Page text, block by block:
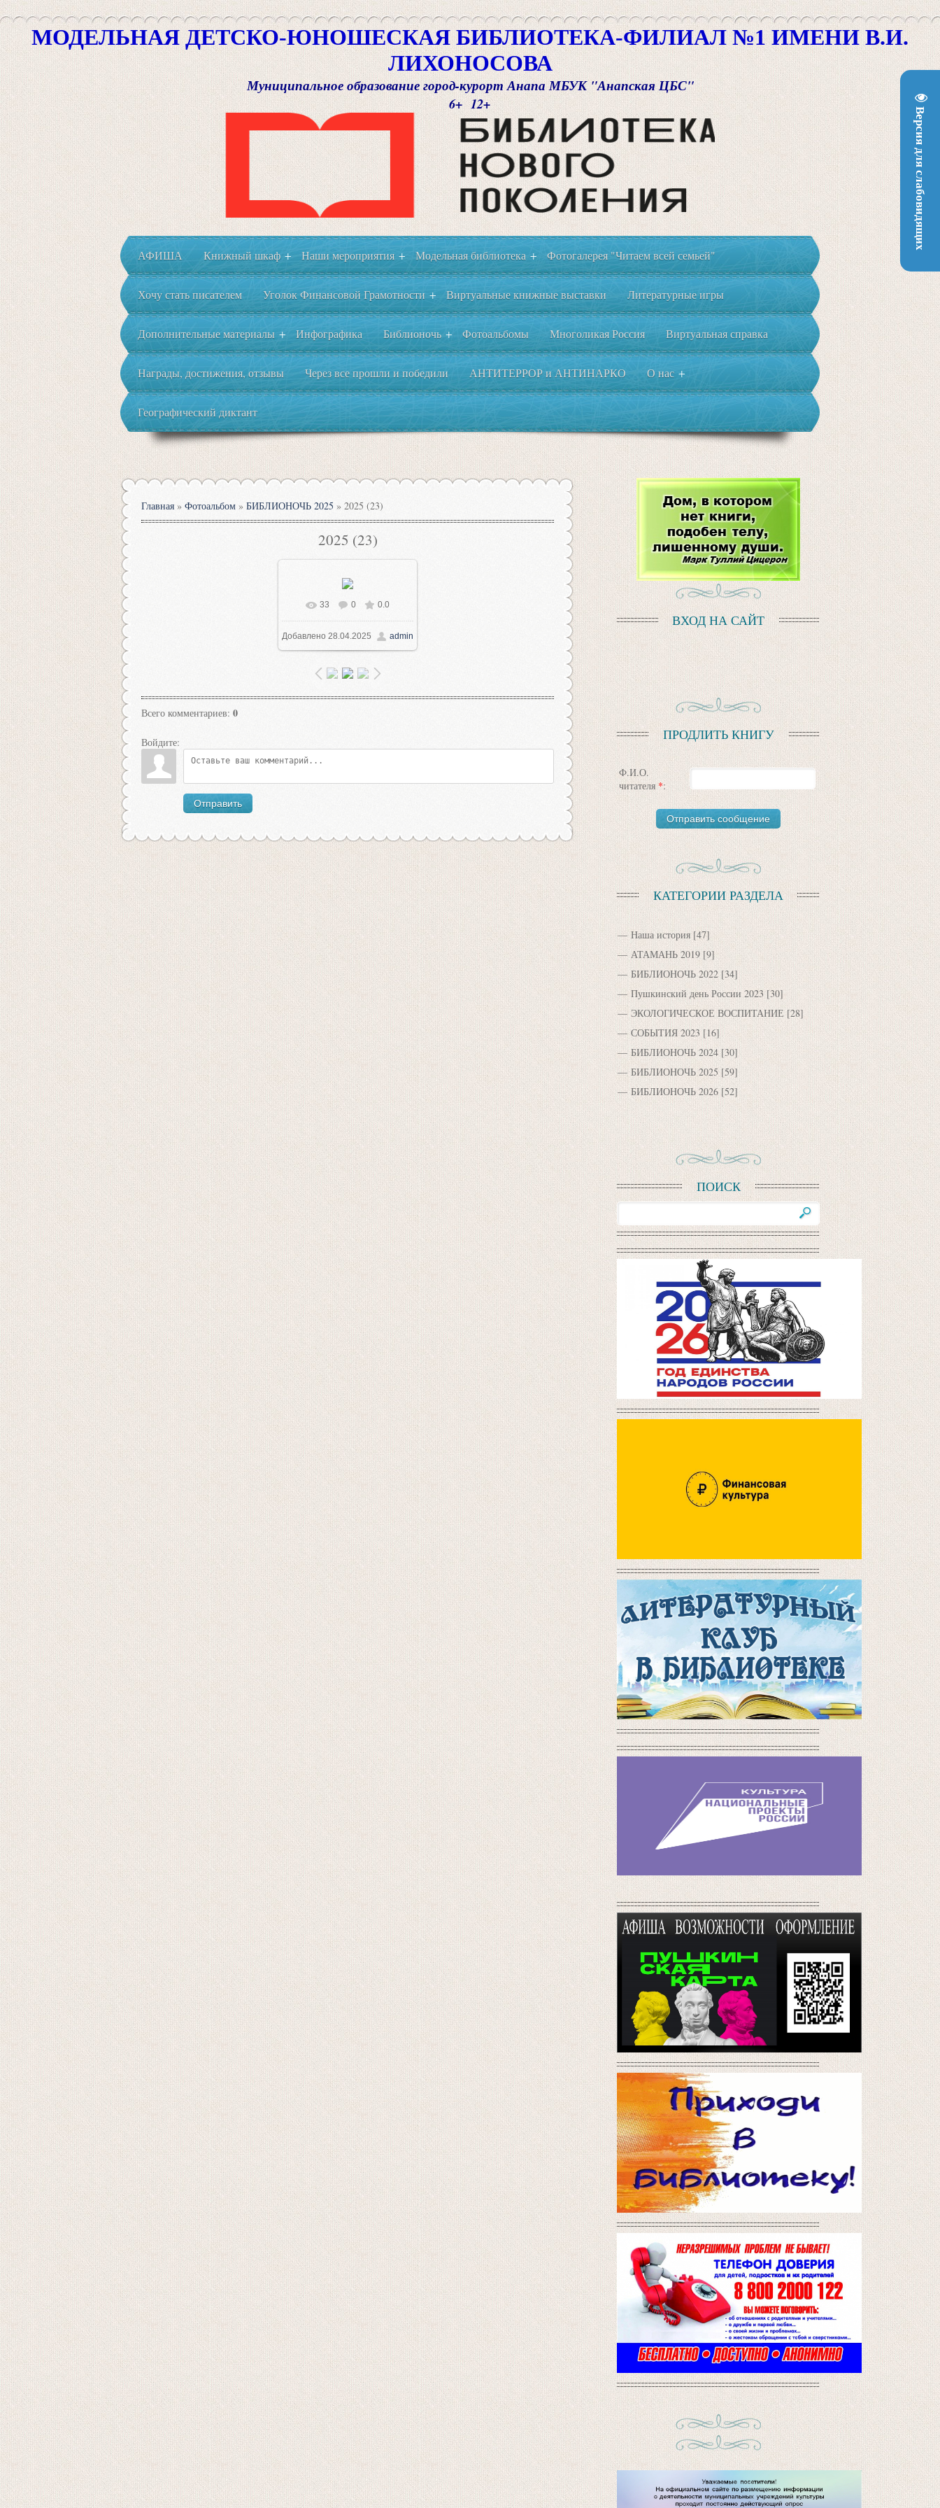
Версия для слабовидящих
МОДЕЛЬНАЯ ДЕТСКО-ЮНОШЕСКАЯ БИБЛИОТЕКА-ФИЛИАЛ №1 ИМЕНИ В.И.
ЛИХОНОСОВА
Муниципальное образование город-курорт Анапа МБУК "Анапская ЦБС"
6+ 12+
АФИША Книжный шкаф + Наши мероприятия + Модельная библиотека + Фотогалерея "Читаем всей семьей"
Хочу стать писателем Уголок Финансовой Грамотности + Виртуальные книжные выставки Литературные игры
Дополнительные материалы + Инфографика Библионочь + Фотоальбомы Многоликая Россия Виртуальная справка
Награды, достижения, отзывы Через все прошли и победили АНТИТЕРРОР и АНТИНАРКО О нас +
Географический диктант
Главная » Фотоальбом » БИБЛИОНОЧЬ 2025 » 2025 (23)
2025 (23)
В реальном размере
1000x750/ 168.3Kb
33 0 0.0
Добавлено 28.04.2025 admin
Всего комментариев: 0
Войдите:
Отправить
ВХОД НА САЙТ
ПРОДЛИТЬ КНИГУ
Ф.И.О.
читателя *:
КАТЕГОРИИ РАЗДЕЛА
Наша история [47]
АТАМАНЬ 2019 [9]
БИБЛИОНОЧЬ 2022 [34]
Пушкинский день России 2023 [30]
ЭКОЛОГИЧЕСКОЕ ВОСПИТАНИЕ [28]
СОБЫТИЯ 2023 [16]
БИБЛИОНОЧЬ 2024 [30]
БИБЛИОНОЧЬ 2025 [59]
БИБЛИОНОЧЬ 2026 [52]
ПОИСК